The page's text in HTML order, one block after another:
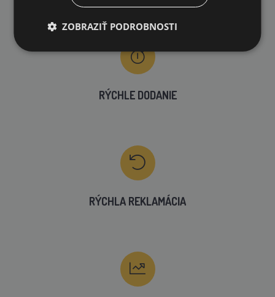
99 % produktov držíme priamo skladom
RÝCHLE DODANIE
RÝCHLA REKLAMÁCIA
ZOBRAZIŤ PODROBNOSTI